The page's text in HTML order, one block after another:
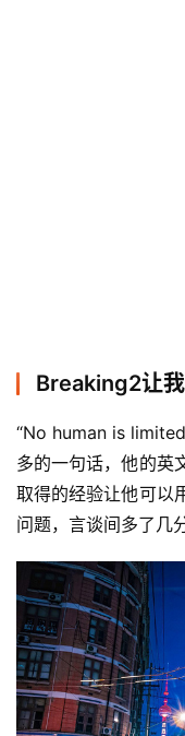
Breaking2让
“No human is
多的一句话，他的英
取得的经验让他可以
问题，言谈间多了几